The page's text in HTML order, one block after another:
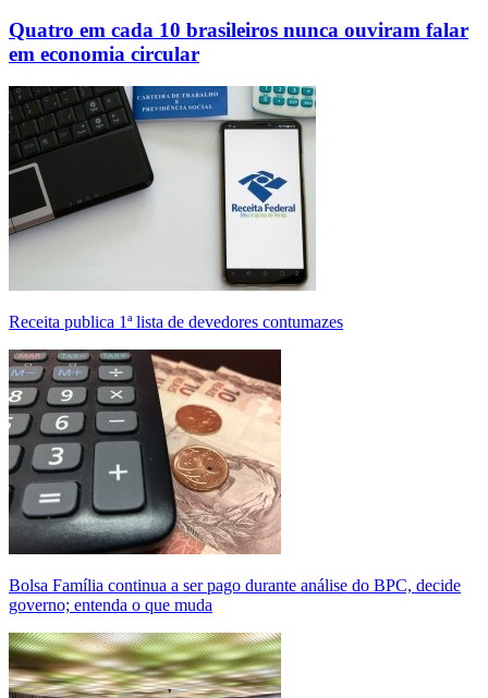
Quatro em cada 10 brasileiros nunca ouviram falar
em economia circular
Receita publica 1ª lista de devedores contumazes
Bolsa Família continua a ser pago durante análise do BPC, decide
governo; entenda o que muda